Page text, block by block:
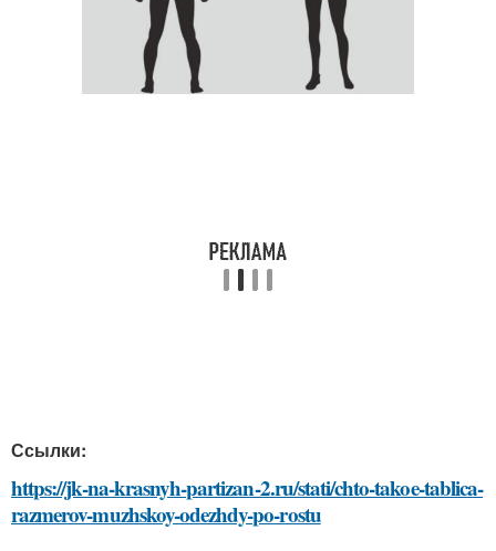
Ссылки:
https://jk-na-krasnyh-partizan-2.ru/stati/chto-takoe-tablica-
razmerov-muzhskoy-odezhdy-po-rostu